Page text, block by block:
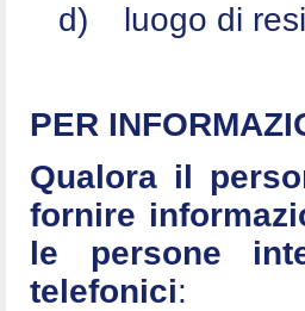
d)
luogo di
PER
Qualora il
fornire
le persone
telefonici: